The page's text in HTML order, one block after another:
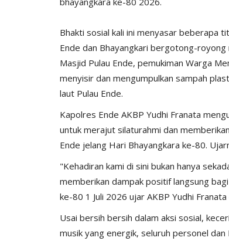
​Bhakti sosial kali ini menyasar beberapa
Ende dan Bhayangkari bergotong-
​Masjid Pulau Ende, pemukiman Warga
menyisir dan mengumpulkan sampah
laut Pulau Ende.
Kapolres Ende AKBP Yudhi Franata
untuk merajut silaturahmi dan
Ende jelang Hari Bhayangkara ke-80.
​"Kehadiran kami di sini bukan hanya
memberikan dampak positif langsung
ke-80 1 Juli 2026 ujar AKBP Yudhi
​Usai bersih bersih dalam aksi sosial,
musik yang energik, seluruh personel
Gerakan
Polri Untuk Masyarakat,
Bantu Distribusikan...